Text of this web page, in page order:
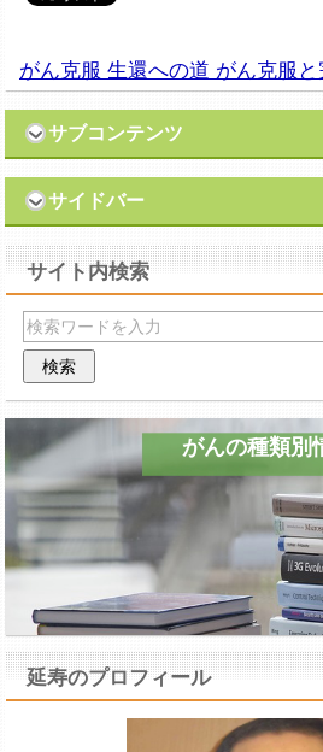
がん克服 生還への道 がん克服
サブコンテンツ
サイドバー
サイト内検索
がんの種類別
延寿のプロフィール